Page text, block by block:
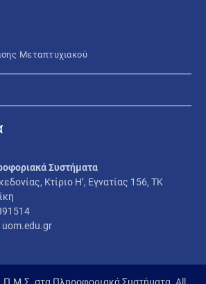
Μεταπτυχιακού
Συστήματα
Κτίριο Η’, Εγνατίας 156, ΤΚ
uom.edu.gr
στα Πληροφοριακά Συστήματα . All